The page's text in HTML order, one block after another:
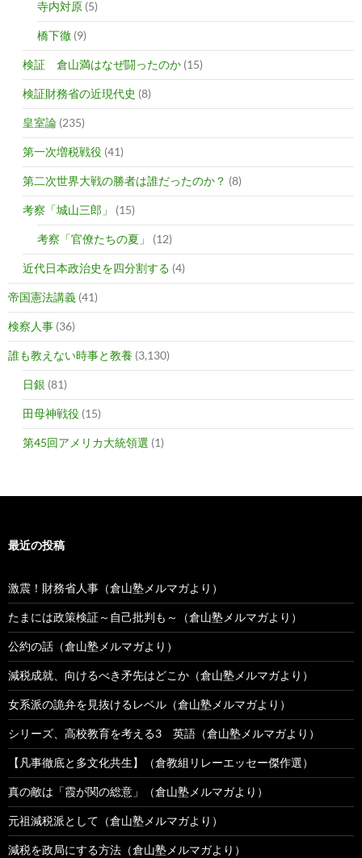
寺内対原 (5)
橋下徹 (9)
検証 倉山満はなぜ闘ったのか (15)
検証財務省の近現代史 (8)
皇室論 (235)
第一次増税戦役 (41)
第二次世界大戦の勝者は誰だったのか？ (8)
考察「城山三郎」 (15)
考察「官僚たちの夏」 (12)
近代日本政治史を四分割する (4)
帝国憲法講義 (41)
検察人事 (36)
誰も教えない時事と教養 (3,130)
日銀 (81)
田母神戦役 (15)
第45回アメリカ大統領選 (1)
最近の投稿
激震！財務省人事（倉山塾メルマガより）
たまには政策検証～自己批判も～（倉山塾メルマガより）
公約の話（倉山塾メルマガより）
減税成就、向けるべき矛先はどこか（倉山塾メルマガより）
女系派の詭弁を見抜けるレベル（倉山塾メルマガより）
シリーズ、高校教育を考える3 英語（倉山塾メルマガより）
【凡事徹底と多文化共生】（倉教組リレーエッセー傑作選）
真の敵は「霞が関の総意」（倉山塾メルマガより）
元祖減税派として（倉山塾メルマガより）
減税を政局にする方法（倉山塾メルマガより）